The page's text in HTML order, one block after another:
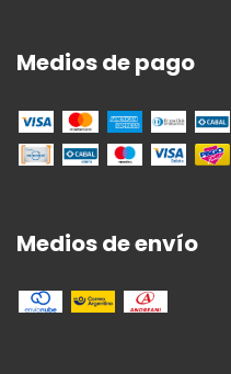
Medios de pago
Medios de envío